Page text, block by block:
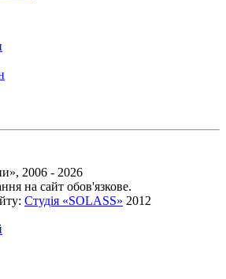
2006 - 2026
на сайт обов'язкове.
Студія «SOLASS» 2012